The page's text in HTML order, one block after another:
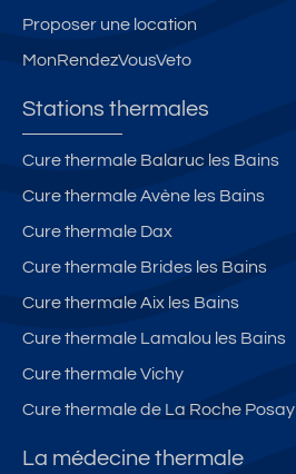
Proposer une location
MonRendezVousVeto
Stations thermales
Cure thermale Balaruc les Bains
Cure thermale Avène les Bains
Cure thermale Dax
Cure thermale Brides les Bains
Cure thermale Aix les Bains
Cure thermale Lamalou les Bains
Cure thermale Vichy
Cure thermale de La Roche Posay
La médecine thermale